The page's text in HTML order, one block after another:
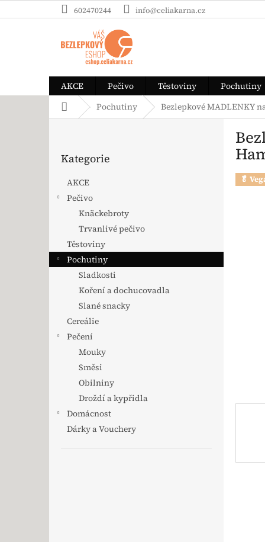
602470244 info@celiakarna.cz
AKCE Pečivo Těstoviny
Pochutiny
Domů Pochutiny Bezlepkové MADLENKY
Kategorie
AKCE
Pečivo
Knäckebroty
Trvanlivé pečivo
Těstoviny
Pochutiny
Sladkosti
Koření a dochucovadla
Slané snacky
Cereálie
Pečení
Mouky
Směsi
Obilniny
Droždí a kypřidla
Domácnost
Dárky a Vouchery
🥬